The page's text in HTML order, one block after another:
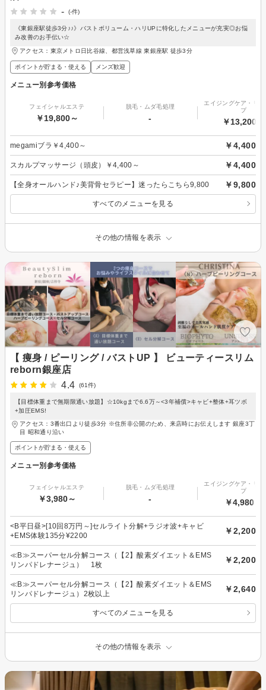
-
(-件)
《東銀座駅徒歩3分♪♪》バストボリューム・ハリUPに特化したメニューが充実◎お悩
み改善のお手伝い☆
アクセス：東京メトロ日比谷線、都営浅草線 東銀座駅 徒歩3分
ポイントが貯まる・使える メンズ歓迎
メニュー別参考価格
フェイシャルエステ
￥19,800～
脱毛・ムダ毛処理
-
エイジングケア・リ
プ
￥13,200～
megamiブラ￥4,400～ ￥4,400
スカルプマッサージ（頭皮）￥4,400～ ￥4,400
【全身オールハンド♪美背骨セラピー】迷ったらこちら9,800 ￥9,800
すべてのメニューを見る
その他の情報を表示
【 痩身 / ピーリング / バストUP 】 ビューティースリム
reborn銀座店
4.4
(61件)
【目標体重まで無期限通い放題】☆10kgまで6.6万～<3年補償>キャビ+整体+耳ツボ
+加圧EMS!
アクセス：3番出口より徒歩3分 ※住所非公開のため、来店時にお伝えします 銀座3丁
目 昭和通り沿い
ポイントが貯まる・使える
メニュー別参考価格
フェイシャルエステ
￥3,980～
脱毛・ムダ毛処理
-
エイジングケア・リ
プ
￥4,980～
<B平日昼>[10回8万円～]セルライト分解+ラジオ波+キャビ
+EMS体験135分¥2200
￥2,200
≪B≫スーパーセル分解コース（【2】酸素ダイエット＆EMS
リンパドレナージュ） 1枚
￥2,200
≪B≫スーパーセル分解コース（【2】酸素ダイエット＆EMS
リンパドレナージュ）2枚以上
￥2,640
すべてのメニューを見る
その他の情報を表示